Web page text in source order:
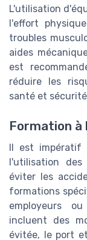
L'utilisation
l'effort
troubles
aides
est
réduire les
santé et
Formation à
Il est impératif
l'utilisation
éviter les
formations
employeurs
incluent des
évitée, le port